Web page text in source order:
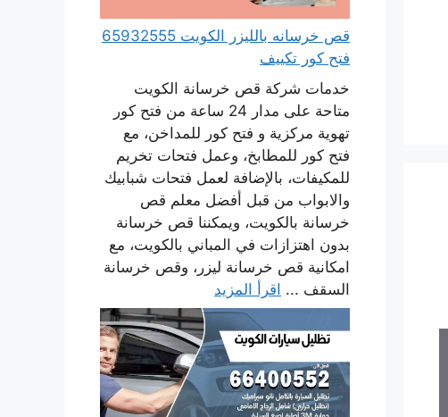
قص خرسانه بالليزر الكويت 65932555
فتح كور تكييف
خدمات شركة قص خرسانة الكويت
متاحة على مدار 24 ساعة من فتح كور
تهوية مركزية و فتح كور للمداخن، مع
فتح كور للمطابخ، وعمل فتحات تخريم
للمكيفات، بالإضافة لعمل فتحات شبابيك
والابواب من قبل أفضل معلم قص
خرسانة بالكويت، ويمكننا قص خرسانة
بدون اهتزازات في المباني بالكويت، مع
امكانية قص خرسانة ليزر، وقص خرسانة
السقف ... اقرأ المزيد